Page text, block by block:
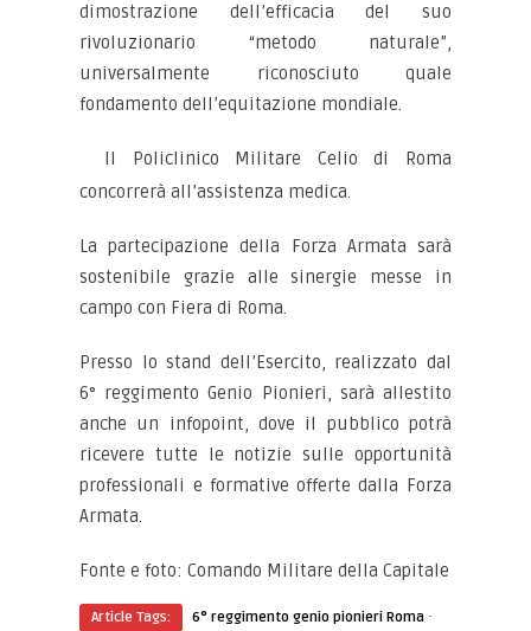
dimostrazione dell’efficacia del suo
rivoluzionario “metodo naturale”,
universalmente riconosciuto quale
fondamento dell’equitazione mondiale.
Il Policlinico Militare Celio di Roma
concorrerà all’assistenza medica.
La partecipazione della Forza Armata sarà
sostenibile grazie alle sinergie messe in
campo con Fiera di Roma.
Presso lo stand dell’Esercito, realizzato dal
6° reggimento Genio Pionieri, sarà allestito
anche un infopoint, dove il pubblico potrà
ricevere tutte le notizie sulle opportunità
professionali e formative offerte dalla Forza
Armata.
Fonte e foto: Comando Militare della Capitale
Article Tags: 6° reggimento genio pionieri Roma ·